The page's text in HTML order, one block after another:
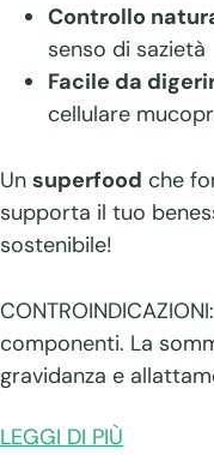
Controllo
senso di sazietà
Facile da
cellulare
Un superfood che
supporta il tuo
sostenibile!
componenti. La
gravidanza e
LEGGI DI PIÙ